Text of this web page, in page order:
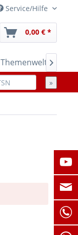
Service/Hilfe
0,00 € *
Themenwelten

»